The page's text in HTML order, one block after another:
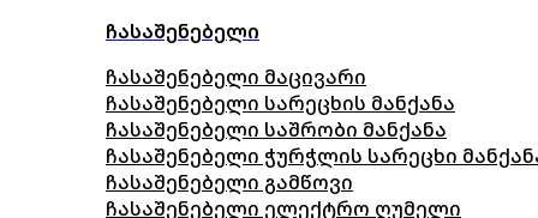
ჩასაშენებელი
ჩასაშენებელი მაცივარი
ჩასაშენებელი სარეცხის მანქანა
ჩასაშენებელი საშრობი მანქანა
ჩასაშენებელი ჭურჭლის სარეცხი
ჩასაშენებელი გამწოვი
ჩასაშენებელი ელექტრო ღუმელი